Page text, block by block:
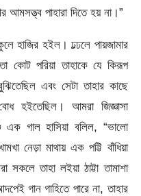
আমসত্ত্ব পাহারা দিতে হয় না।”
হাজির হইল। ঢল্ঢলে পায়জামার
কোট পরিয়া তাহাকে যে কিরূপ
এবং সেটা তাহার কাছে
হইতেছিল। আমরা জিজ্ঞাসা
এক গাল হাসিয়া বলিল, “ভালো
নেড়া মাথায় এক পট্টি বাঁধিয়া
তাহা লইয়া ঠাট্টা তামাশা
গান গাহিতে পারে না, তাহার